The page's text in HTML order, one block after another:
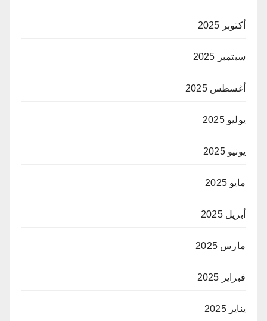
أكتوبر 2025
سبتمبر 2025
أغسطس 2025
يوليو 2025
يونيو 2025
مايو 2025
أبريل 2025
مارس 2025
فبراير 2025
يناير 2025